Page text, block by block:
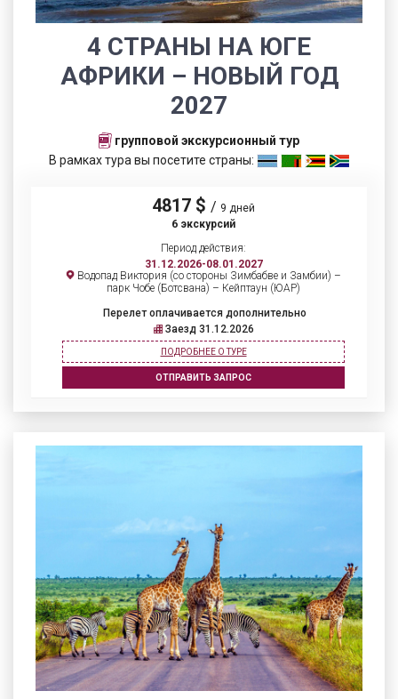
4 СТРАНЫ НА ЮГЕ
АФРИКИ – НОВЫЙ ГОД
2027
групповой экскурсионный тур
В рамках тура вы посетите страны:
4817 $ / 9 дней
6 экскурсий
Период действия:
31.12.2026-08.01.2027
Водопад Виктория (со стороны Зимбабве и Замбии) –
парк Чобе (Ботсвана) – Кейптаун (ЮАР)
Перелет оплачивается дополнительно
Заезд 31.12.2026
ПОДРОБНЕЕ О ТУРЕ
ОТПРАВИТЬ ЗАПРОС